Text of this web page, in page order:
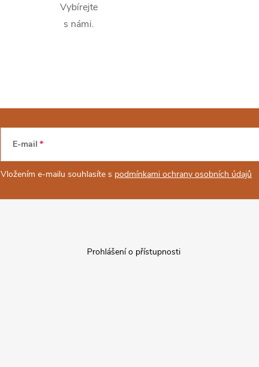
Vybírejte
s námi.
E-mail
Vložením e-mailu souhlasíte s podmínkami ochrany osobních údajů
Prohlášení o přístupnosti